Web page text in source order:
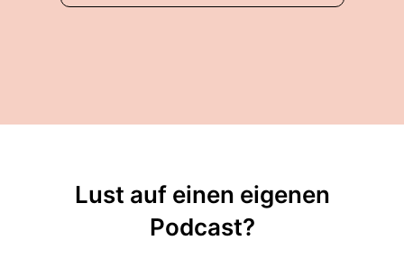
Lust auf einen eigenen
Podcast?